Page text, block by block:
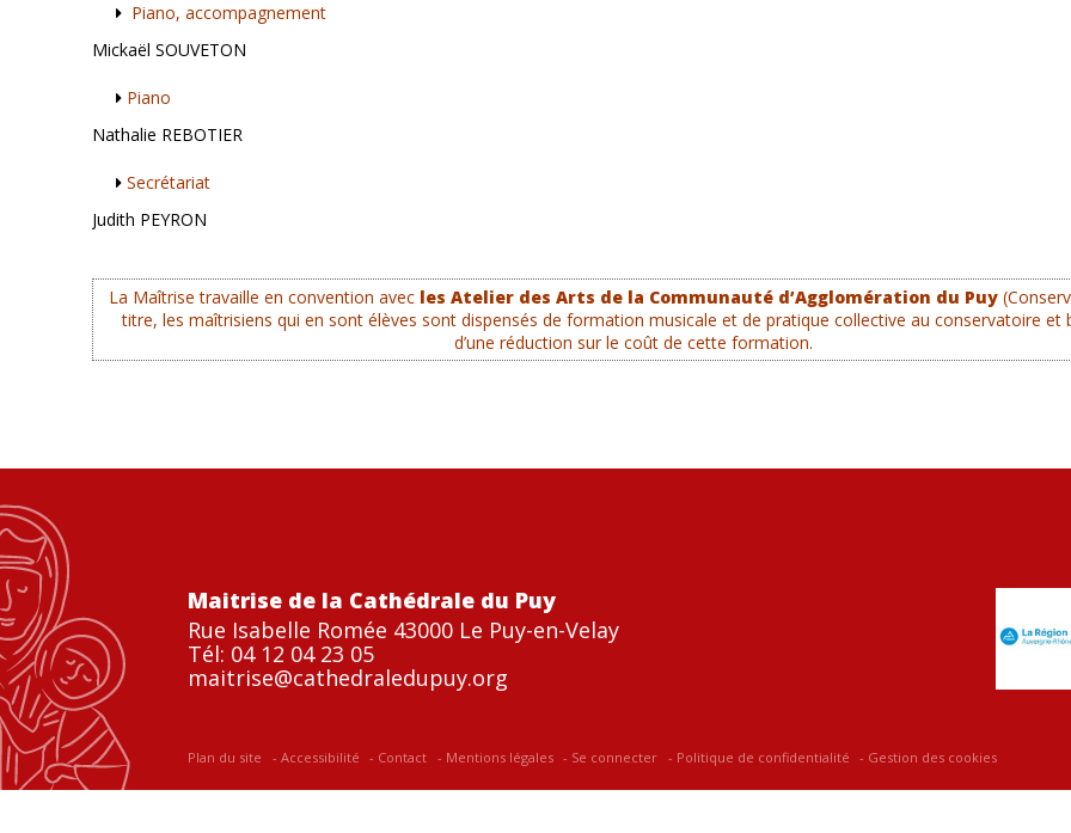
Piano, accompagnement
Mickaël SOUVETON
Piano
Nathalie REBOTIER
Secrétariat
Judith PEYRON
La Maîtrise travaille en convention avecles Atelier des Arts de la Communauté d’Agglomération du Puy
titre, les maîtrisiens qui en sont élèves sont dispensés de formation musicale et de pratique collective au conservatoire et
d’une réduction sur le coût de cette formation.
Maitrise de la Cathédrale du Puy
Rue Isabelle Romée 43000 Le Puy-en-Velay
Tél: 04 12 04 23 05
maitrise@cathedraledupuy.org
Plan du site Accessibilité Contact Mentions légales Se connecter Politique de confidentialité Gestion des cookies